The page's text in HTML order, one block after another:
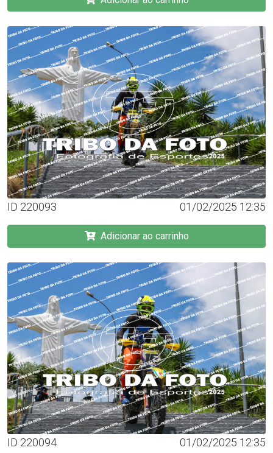
ID 220093 01/02/2025 12:35
Adicionar ao carrinho
ID 220094 01/02/2025 12:35